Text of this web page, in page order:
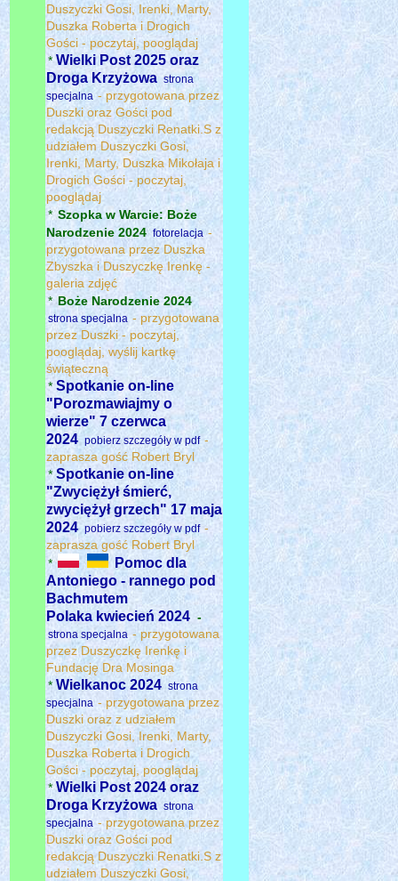
Duszyczki Gosi, Irenki, Marty,
Duszka Roberta i Drogich
Gości - poczytaj, pooglądaj
*Wielki Post 2025 oraz
Droga Krzyżowa strona
specjalna - przygotowana przez
Duszki oraz Gości pod
redakcją Duszyczki Renatki.S z
udziałem Duszyczki Gosi,
Irenki, Marty, Duszka Mikołaja i
Drogich Gości - poczytaj,
pooglądaj
* Szopka w Warcie: Boże
Narodzenie 2024 fotorelacja -
przygotowana przez Duszka
Zbyszka i Duszyczkę Irenkę -
galeria zdjęć
* Boże Narodzenie 2024
strona specjalna - przygotowana
przez Duszki - poczytaj,
pooglądaj, wyślij kartkę
świąteczną
* Spotkanie on-line
"Porozmawiajmy o
wierze" 7 czerwca
2024 pobierz szczegóły w pdf -
zaprasza gość Robert Bryl
*Spotkanie on-line
"Zwyciężył śmierć,
zwyciężył grzech" 17 maja
2024 pobierz szczegóły w pdf -
zaprasza gość Robert Bryl
*
Pomoc dla
Antoniego - rannego pod
Bachmutem
Polaka kwiecień 2024 -
strona specjalna - przygotowana
przez Duszyczkę Irenkę i
Fundację Dra Mosinga
* Wielkanoc 2024 strona
specjalna - przygotowana przez
Duszki oraz z udziałem
Duszyczki Gosi, Irenki, Marty,
Duszka Roberta i Drogich
Gości - poczytaj, pooglądaj
*Wielki Post 2024 oraz
Droga Krzyżowa strona
specjalna - przygotowana przez
Duszki oraz Gości pod
redakcją Duszyczki Renatki.S z
udziałem Duszyczki Gosi,